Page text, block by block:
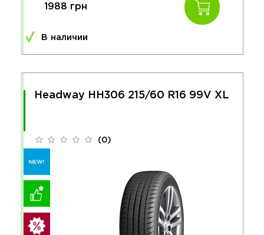
1988 грн
В наличии
Headway HH306 215/60 R16 99V XL
(0)